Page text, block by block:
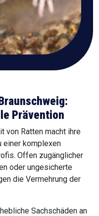
Prävention
von Ratten macht ihre
einer komplexen
Offen zugänglicher
oder ungesicherte
die Vermehrung der
Sachschäden an